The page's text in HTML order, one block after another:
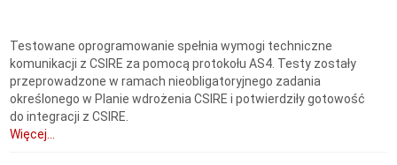
Testowane oprogramowanie spełnia wymogi techniczne
komunikacji z CSIRE za pomocą protokołu AS4. Testy zostały
przeprowadzone w ramach nieobligatoryjnego zadania
określonego w Planie wdrożenia CSIRE i potwierdziły gotowość
do integracji z CSIRE.
Więcej...